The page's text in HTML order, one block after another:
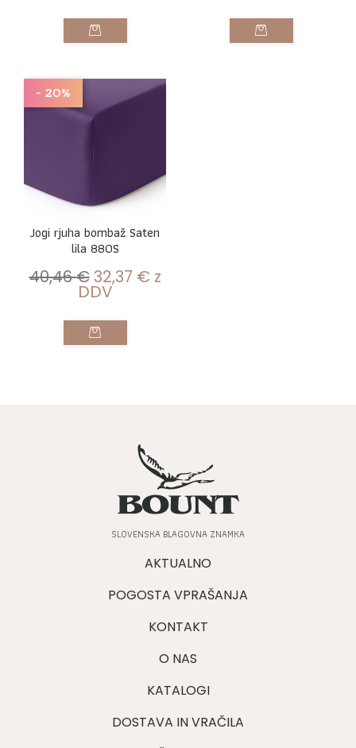
- 20%
Jogi rjuha bombaž Saten
lila 880S
40,46€32,37 € z
DDV
SLOVENSKA BLAGOVNA ZNAMKA
AKTUALNO
POGOSTA VPRAŠANJA
KONTAKT
O NAS
KATALOGI
DOSTAVA IN VRAČILA